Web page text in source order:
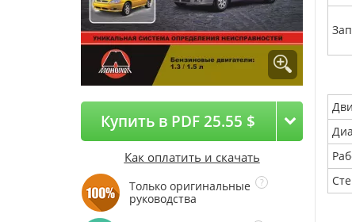
Купить в PDF 25.55 $
Как оплатить и скачать
Только оригинальные
руководства